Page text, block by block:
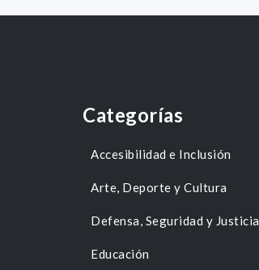
Categorías
Accesibilidad e Inclusión
Arte, Deporte y Cultura
Defensa, Seguridad y Justicia
Educación